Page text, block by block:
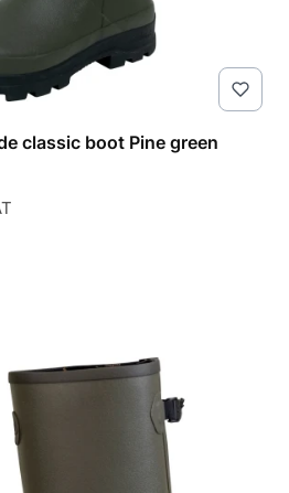
classic boot Pine green